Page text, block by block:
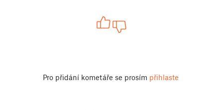
Pro přidání kometáře se prosím přihlaste